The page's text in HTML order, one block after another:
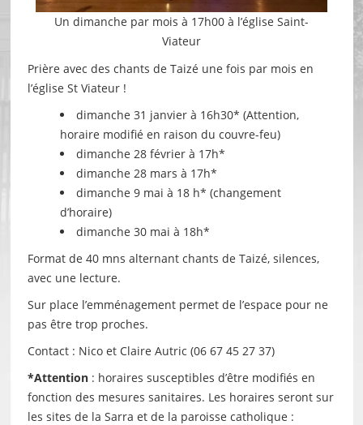
Un dimanche par mois à 17h00 à l’église Saint-
Viateur
Prière avec des chants de Taizé une fois par mois en
l’église St Viateur !
dimanche 31 janvier à 16h30* (Attention,
horaire modifié en raison du couvre-feu)
dimanche 28 février à 17h*
dimanche 28 mars à 17h*
dimanche 9 mai à 18 h* (changement
d’horaire)
dimanche 30 mai à 18h*
Format de 40 mns alternant chants de Taizé, silences,
avec une lecture.
Sur place l’emménagement permet de l’espace pour ne
pas être trop proches.
Contact : Nico et Claire Autric (06 67 45 27 37)
*Attention: horaires susceptibles d’être modifiés en
fonction des mesures sanitaires. Les horaires seront sur
les sites de la Sarra et de la paroisse catholique :